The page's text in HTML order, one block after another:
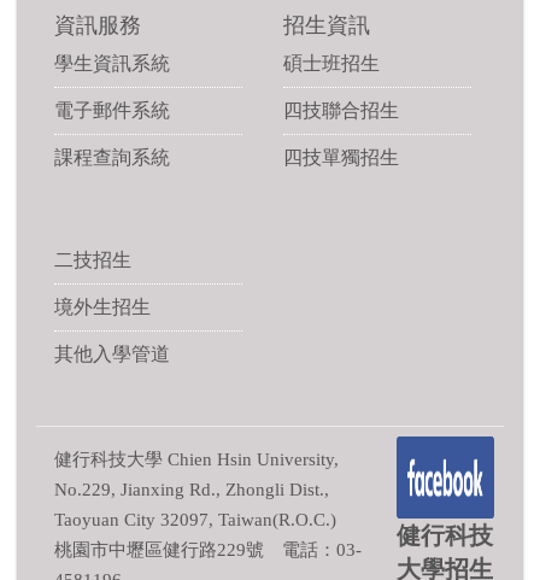
資訊服務
學生資訊系統
電子郵件系統
課程查詢系統
招生資訊
碩士班招生
四技聯合招生
四技單獨招生
二技招生
境外生招生
其他入學管道
健行科技大學 Chien Hsin University,
No.229, Jianxing Rd., Zhongli Dist.,
Taoyuan City 32097, Taiwan(R.O.C.)
桃園市中壢區健行路229號 電話：03-
健行科技
大學招生